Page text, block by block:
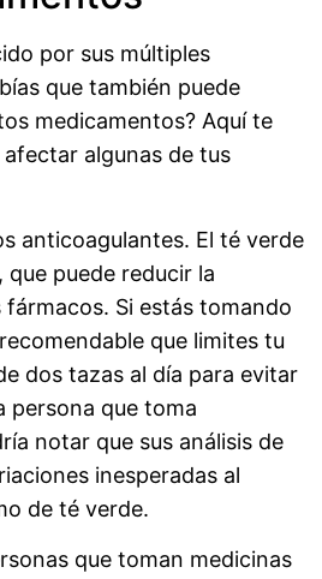
por sus múltiples
que también puede
medicamentos? Aquí te
algunas de tus
anticoagulantes. El té verde
puede reducir la
Si estás tomando
que limites tu
dos tazas al día para evitar
persona que toma
notar que sus análisis de
inesperadas al
de té verde.
que toman medicinas